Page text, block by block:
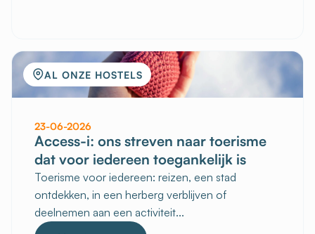
AL ONZE HOSTELS
23-06-2026
Access-i: ons streven naar toerisme
dat voor iedereen toegankelijk is
Toerisme voor iedereen: reizen, een stad
ontdekken, in een herberg verblijven of
deelnemen aan een activiteit...